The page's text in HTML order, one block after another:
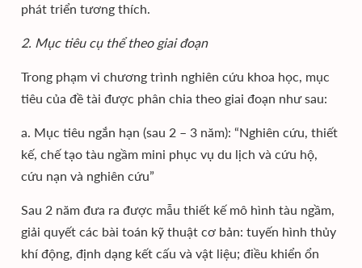
phát triển tương thích.
2. Mục tiêu cụ thể theo giai đoạn
Trong phạm vi chương trình nghiên cứu khoa học, mục
tiêu của đề tài được phân chia theo giai đoạn như sau:
a. Mục tiêu ngắn hạn (sau 2 – 3 năm): “Nghiên cứu, thiết
kế, chế tạo tàu ngầm mini phục vụ du lịch và cứu hộ,
cứu nạn và nghiên cứu”
Sau 2 năm đưa ra được mẫu thiết kế mô hình tàu ngầm,
giải quyết các bài toán kỹ thuật cơ bản: tuyến hình thủy
khí động, định dạng kết cấu và vật liệu; điều khiển ổn